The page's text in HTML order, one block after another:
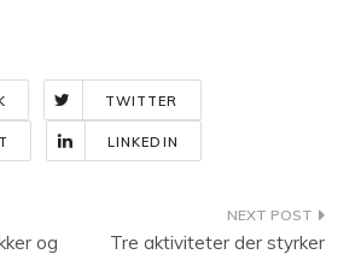
TWITTER
LINKEDIN
og
Tre aktiviteter der styrker